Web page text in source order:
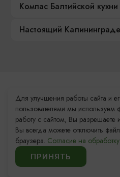
Компас Балтийской кухни
Настоящий
Контакты Туристского
информационного
+7 (4012) 555-200
8 (800) 200-55-39
info@visit-
Для улучшения работы сайта и
пользователями мы
работу с сайтом, Вы разрешаете
Вы всегда можете отключить
браузера. Согласие на
ПРИНЯТЬ